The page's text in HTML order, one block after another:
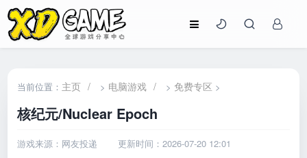
当前位置： 主页 / > 电脑游戏 / > 免费专区 >
核纪元/Nuclear Epoch
游戏来源：网友投递 更新时间：2026-07-20 12:01